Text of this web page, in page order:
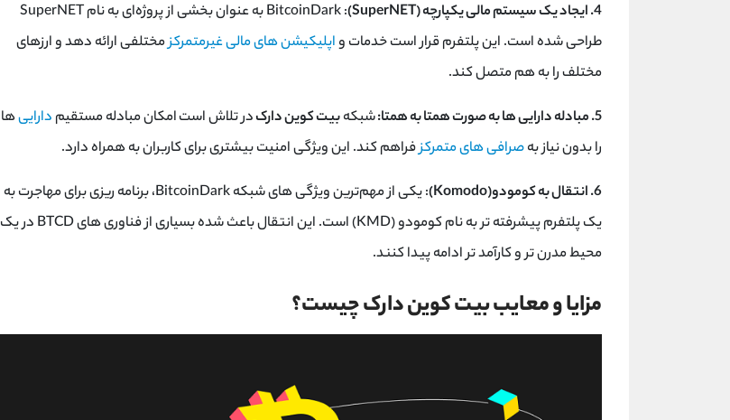
4. ایجاد یک سیستم مالی یکپارچه (SuperNET)
: BitcoinDark به عنوان بخشی از پروژه‌ای به نام SuperNET
طراحی شده است. این پلتفرم قرار است خدمات واپلیکیشن ‌های مالی غیرمتمرکزمختلفی ارائه دهد و ارزهای
مختلف را به هم متصل کند.
5. مبادله دارایی ‌ها به صورت همتا به همتا:
شبکهبیت کوین دارکدر تلاش است امکان مبادله مستقیم دارایی‌ها
را بدون نیاز بهصرافی‌ های متمرکزفراهم کند. این ویژگی امنیت بیشتری برای کاربران به همراه دارد.
6. انتقال به کومودو(Komodo)
: یکی از مهم‌ترین ویژگی ‌های شبکه BitcoinDark، برنامه‌ ریزی برای مهاجرت به
یک پلتفرم پیشرفته ‌تر به نام کومودو (KMD) است. این انتقال باعث شده بسیاری از فناوری ‌های BTCD در یک
محیط مدرن‌ تر و کارآمد تر ادامه پیدا کنند.
مزایا و معایب بیت کوین دارک چیست؟